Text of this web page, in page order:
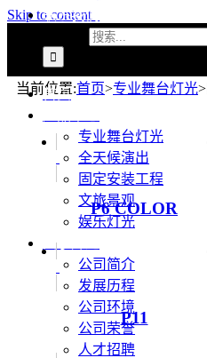
Skip to content
联系我们
首页
专业舞台灯光
全天候演出
固定安装工程
文旅景观
娱乐灯光
关于升龙
公司简介
发展历程
公司环境
公司荣誉
人才招聘
当前位置:首页>专业舞台灯光>
P6 COLOR
P11